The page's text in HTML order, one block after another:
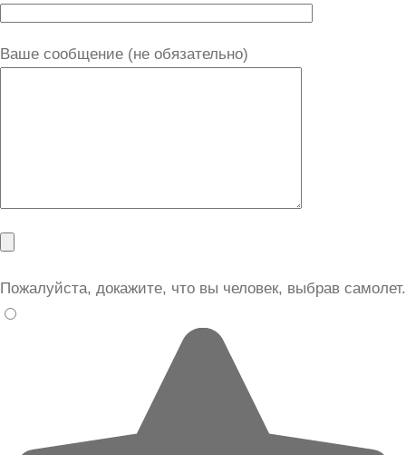
Ваше сообщение (не обязательно)
Пожалуйста, докажите, что вы человек, выбрав самолет.